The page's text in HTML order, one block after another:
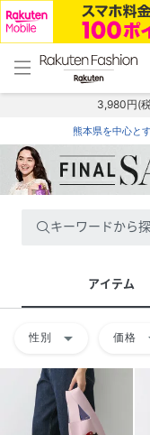
menu home
トップ
3,980円(
熊本県を中心と
キーワードから
アイテム
性別 arrow_drop_down 価格